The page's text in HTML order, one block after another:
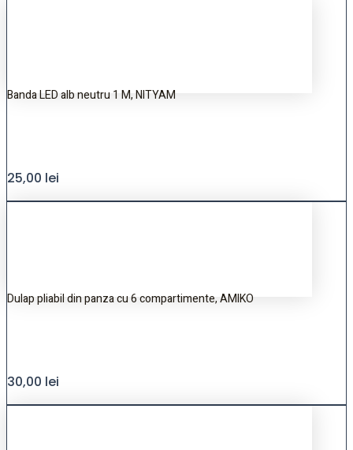
Banda LED alb neutru 1 M, NITYAM
25,00 lei
Dulap pliabil din panza cu 6 compartimente, AMIKO
30,00 lei